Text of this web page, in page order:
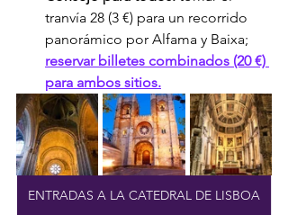
tranvía 28 (3 €) para un recorrido
panorámico por Alfama y Baixa;
reservar billetes combinados (20 €)
para ambos sitios.
ENTRADAS A LA CATEDRAL DE LISBOA